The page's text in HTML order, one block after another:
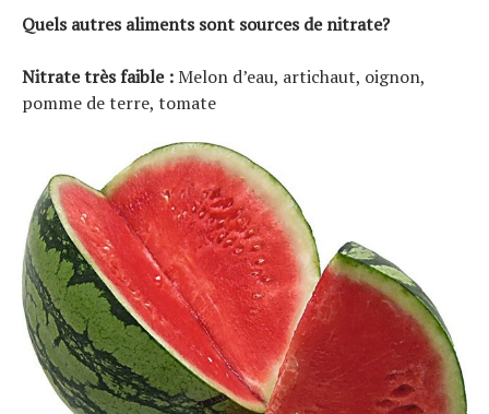
Quels autres aliments sont sources de nitrate?
Nitrate très faible :Melon d’eau, artichaut, oignon,
pomme de terre, tomate